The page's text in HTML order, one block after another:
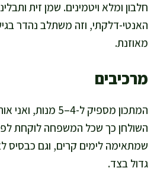
חלבון ומלא ויטמינים. שמן זית
האנטי-דלקתי, וזה משתלב נהדר
מאוזנת.
מרכיבים
המתכון מספיק ל-
השולחן כך שכל המשפחה לוקחת
שמתאימה לימים קרים, וגם כבסיס
גדול בצד.